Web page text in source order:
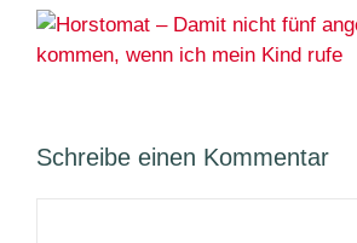
Schreibe einen Kommentar